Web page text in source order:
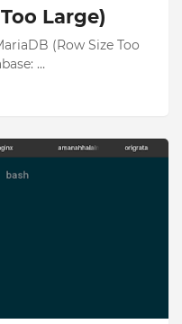
Large)
(Row Size Too
Large) Kasus Saat import database: …